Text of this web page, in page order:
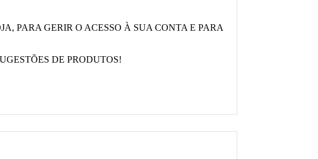
PARA GERIR O ACESSO À SUA CONTA E PARA
DE PRODUTOS!